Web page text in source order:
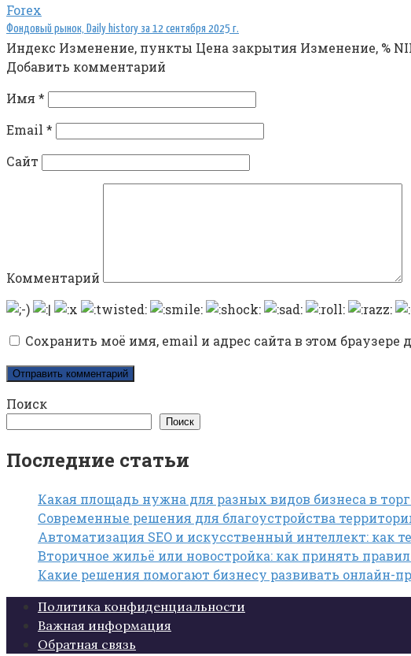
Forex
Фондовый рынок, Daily history за 12 сентября 2025 г.
Индекс Изменение, пункты Цена закрытия Изменение, %
Добавить комментарий
Имя *
Email *
Сайт
Комментарий
Сохранить моё имя, email и адрес сайта в этом
Поиск
Поиск
Последние статьи
Какая площадь нужна для разных видов бизнеса в
Современные решения для благоустройства
Автоматизация SEO и искусственный интеллект: как
Вторичное жильё или новостройка: как принять
Какие решения помогают бизнесу развивать онлайн-
Политика конфиденциальности
Важная информация
Обратная связь